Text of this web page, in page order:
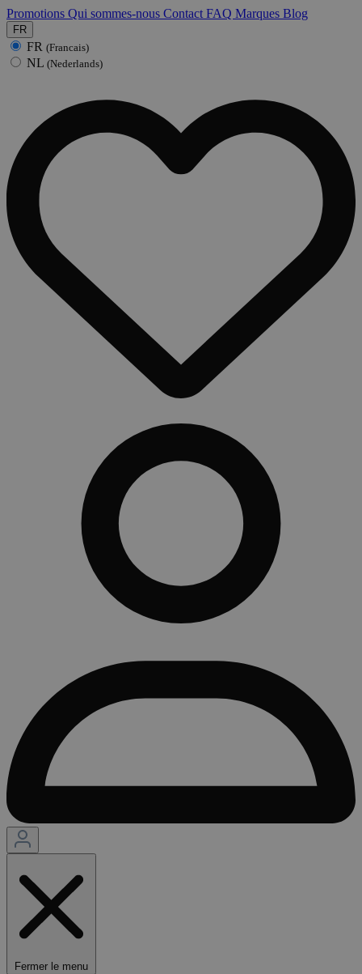
Promotions Qui sommes-nous Contact FAQ Marques Blog
FR
FR (Francais)
NL (Nederlands)
Fermer le menu